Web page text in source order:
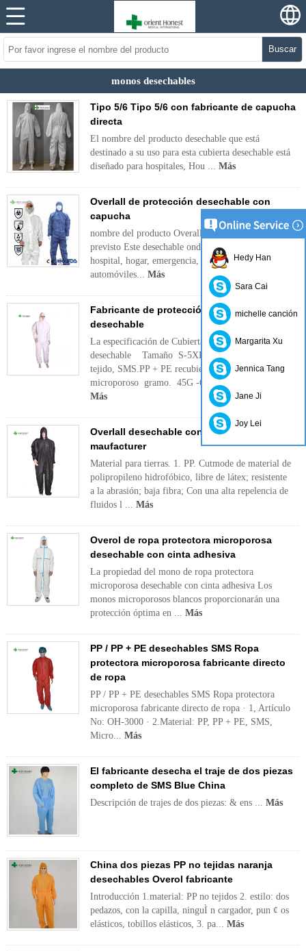
Buscar
monos desechables
Tipo 5/6 Tipo 5/6 con fabricante de capucha
directa
El nombre del producto desechable que está
destinado a su uso para esta cubierta desechable está
diseñado para hospitales, Hou ... Más
Overlall de protección desechable con
capucha
nombre del producto Overall desechable Uso
previsto Este desechable onda está diseñado para
hospital, hogar, emergencia, industria de
automóviles... Más
Fabricante de protección de protección
desechable
La especificación de Cubierta
desechable Tamaño S-5XL MATERIAL PP no
tejido, SMS.PP + PE recubierto,
microporoso gramo. 45G -65OR como solici...
Más
Overlall desechable con cabeza por
maufacturer
Material para tierras. 1. PP. Cutmode de material de
polipropileno hidrofóbico, libre de látex; resistente
a la abrasión; baja fibra; Con una alta repelencia de
fluidos l ... Más
Overol de ropa protectora microporosa
desechable con cinta adhesiva
La propiedad del mono de ropa protectora
microporosa desechable con cinta adhesiva Los
monos microporosos blancos proporcionarán una
protección óptima en ... Más
PP / PP + PE desechables SMS Ropa
protectora microporosa fabricante directo
de ropa
PP / PP + PE desechables SMS Ropa protectora
microporosa fabricante directo de ropa · 1, Artículo
No: OH-3000 · 2.Material: PP, PP + PE, SMS,
Micro... Más
El fabricante desecha el traje de dos piezas
completo de SMS Blue China
Descripción de trajes de dos piezas: & ens ... Más
China dos piezas PP no tejidas naranja
desechables Overol fabricante
Introducción 1.material: PP no tejidos 2. estilo: dos
pedazos, con la capilla, ninguÌ n cargador, pun ¢ os
elásticos, tobillos elásticos, 3. pa... Más
Hedy Han
Sara Cai
michelle canción
Margarita Xu
Jennica Tang
Jane Ji
Joy Lei